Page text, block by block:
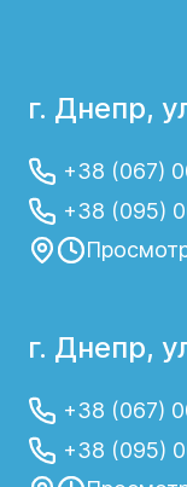
г. Днепр,
+38 (067)
+38 (095)
г. Днепр,
+38 (067)
+38 (095)